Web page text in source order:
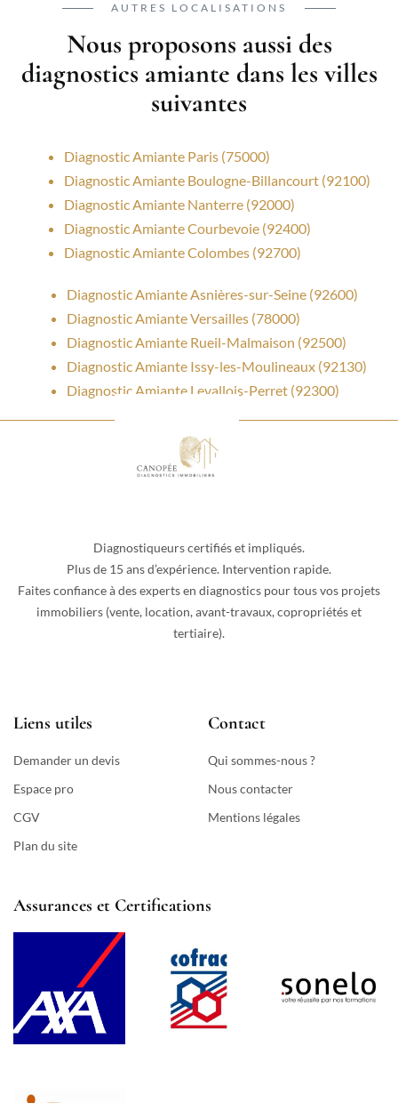
AUTRES LOCALISATIONS
Nous proposons aussi des
diagnostics amiante dans les villes
suivantes
Diagnostic Amiante Paris (75000)
Diagnostic Amiante Boulogne-Billancourt (92100)
Diagnostic Amiante Nanterre (92000)
Diagnostic Amiante Courbevoie (92400)
Diagnostic Amiante Colombes (92700)
Diagnostic Amiante Asnières-sur-Seine (92600)
Diagnostic Amiante Versailles (78000)
Diagnostic Amiante Rueil-Malmaison (92500)
Diagnostic Amiante Issy-les-Moulineaux (92130)
Diagnostic Amiante Levallois-Perret (92300)
Diagnostiqueurs certifiés et impliqués.
Plus de 15 ans d’expérience. Intervention rapide.
Faites confiance à des experts en diagnostics pour tous vos projets
immobiliers (vente, location, avant-travaux, copropriétés et
tertiaire).
Liens utiles
Demander un devis
Espace pro
CGV
Plan du site
Contact
Qui sommes-nous ?
Nous contacter
Mentions légales
Assurances et Certifications